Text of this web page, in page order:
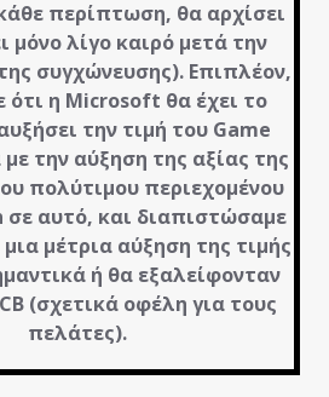
περίπτωση, θα αρχίσει
μόνο λίγο καιρό μετά την
συγχώνευσης). Επιπλέον,
ότι η Microsoft θα έχει το
την τιμή του Game
την αύξηση της αξίας της
πολύτιμου περιεχομένου
σε αυτό, και διαπιστώσαμε
μέτρια αύξηση της τιμής
ή θα εξαλείφονταν
(σχετικά οφέλη για τους
πελάτες).